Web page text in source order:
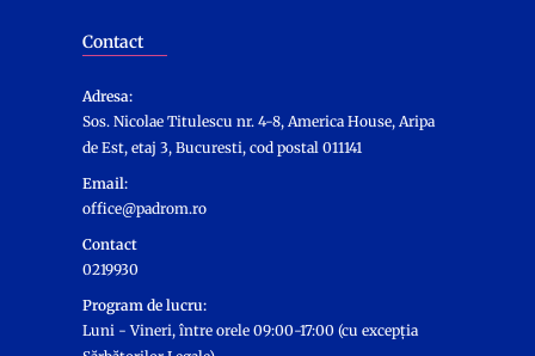
Contact
Adresa:
Sos. Nicolae Titulescu nr. 4-8, America House, Aripa
de Est, etaj 3, Bucuresti, cod postal 011141
Email:
office@padrom.ro
Contact
0219930
Program de lucru:
Luni - Vineri, între orele 09:00-17:00 (cu excepția